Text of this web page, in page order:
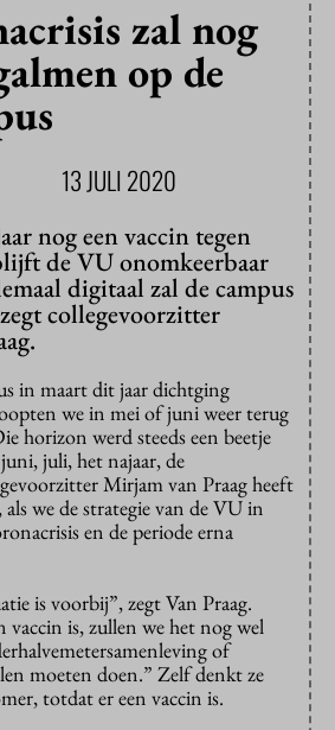
zal nog
op de
13 JULI 2020
nog een vaccin tegen
de VU onomkeerbaar
digitaal zal de campus
collegevoorzitter
in maart dit jaar dichtging
we in mei of juni weer terug
horizon werd steeds een beetje
juli, het najaar, de
Mirjam van Praag heeft
we de strategie van de VU in
en de periode erna
is voorbij”, zegt Van Praag.
vaccin is, zullen we het nog wel
of
moeten doen.” Zelf denkt ze
totdat er een vaccin is.